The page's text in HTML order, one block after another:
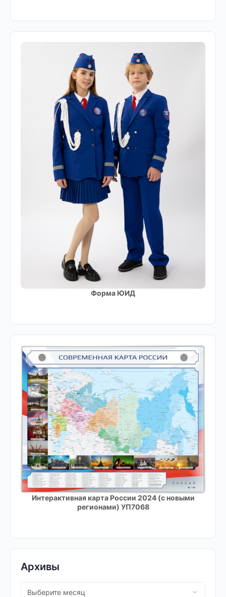
Форма ЮИД
Интерактивная карта России 2024 (с новыми
регионами) УП7068
Архивы